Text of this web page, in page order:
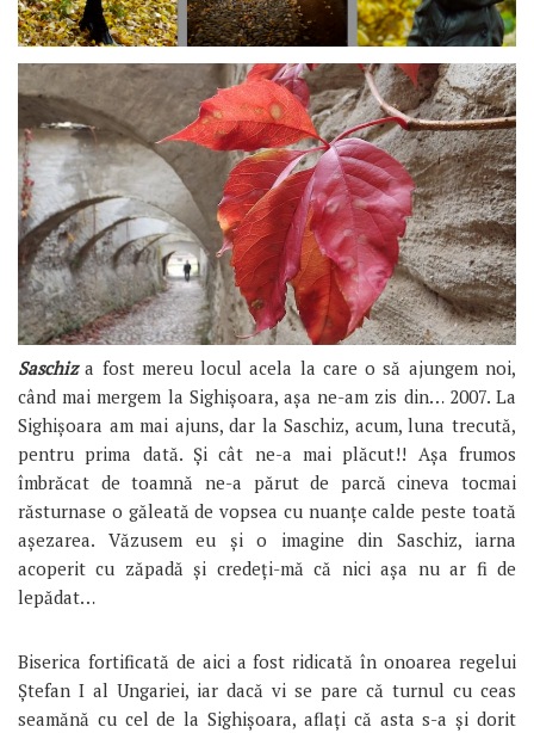
Saschiza fost mereu locul acela la care o să ajungem noi,
când mai mergem la Sighișoara, așa ne-am zis din… 2007. La
Sighișoara am mai ajuns, dar la Saschiz, acum, luna trecută,
pentru prima dată. Și cât ne-a mai plăcut!! Așa frumos
îmbrăcat de toamnă ne-a părut de parcă cineva tocmai
răsturnase o găleată de vopsea cu nuanțe calde peste toată
așezarea. Văzusem eu și o imagine din Saschiz, iarna
acoperit cu zăpadă și credeți-mă că nici așa nu ar fi de
lepădat…
Biserica fortificată de aici a fost ridicată în onoarea regelui
Ștefan I al Ungariei, iar dacă vi se pare că turnul cu ceas
seamănă cu cel de la Sighișoara, aflați că asta s-a și dorit